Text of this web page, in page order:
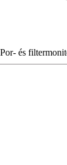
Por- és